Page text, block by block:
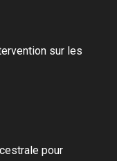
sur les
pour